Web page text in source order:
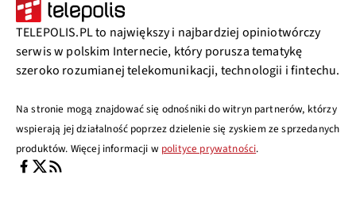
TELEPOLIS.PL to największy i najbardziej opiniotwórczy
serwis w polskim Internecie, który porusza tematykę
szeroko rozumianej telekomunikacji, technologii i fintechu.
Na stronie mogą znajdować się odnośniki do witryn partnerów, którzy
wspierają jej działalność poprzez dzielenie się zyskiem ze sprzedanych
produktów. Więcej informacji w polityce prywatności.